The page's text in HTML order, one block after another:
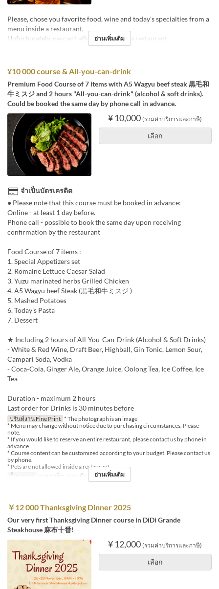
Please, chose you favorite food, wine and today's specialties from a
menu inside a restaurant.
Unfortunately, we can't allow pets inside a restaurant.
อ่านเพิ่มเติม
¥10 000 course & All-you-can-drink
Premium Food Course of 7 items with A5 Wagyu beef steak 黒毛和
牛ミスジ and 2 hours "All-you-can-drink" (alcohol & soft drinks).
Could be booked the same day by phone call in advance.
¥ 10,000 (รวมค่าบริการและภาษี)
เลือก
จำเป็นบัตรเครดิต
● Please note that this course must be booked in advance:
Online - at least 1 day before.
Phone call - possible to book the same day upon receiving
confirmation by the restaurant
Food Course of 7 items :
1. Special Appetizers set
2. Romaine Lettuce Caesar Salad
3. Yuzu marinated herbs Grilled Chicken
4. A5 Wagyu beef Steak (黒毛和牛ミスジ )
5. Mashed Potatoes
6. Today's Pasta
7. Dessert
★ Including 2 hours of All-You-Can-Drink (Alcohol & Soft Drinks)
- White & Red Wine, Draft Beer, Highball, Gin Tonic, Lemon Sour,
Campari Soda, Vodka
- Coca-Cola, Ginger Ale, Orange Juice, Oolong Tea, Ice Coffee, Ice
Tea
Duration - maximum 2 hours
Last order for Drinks is 30 minutes before
ปรินท์งาน Fine Print * The photograph is an image
* Menu may change without notice due to purchasing circumstances. Please
note.
* If you would like to reserve an entire restaurant, please contact us by phone in
advance.
* Course content can be customized according to your budget. Please contact us
by phone.
* Pets are not allowed inside a restaurant
มื้ออาหาร
อาหารเย็น, กลางคืน อ่านเพิ่มเติม
￥12 000 Thanksgiving Dinner 2025
Our very first Thanksgiving Dinner course in DiDi Grande
Steakhouse 麻布十番!
¥ 12,000 (รวมค่าบริการและภาษี)
เลือก